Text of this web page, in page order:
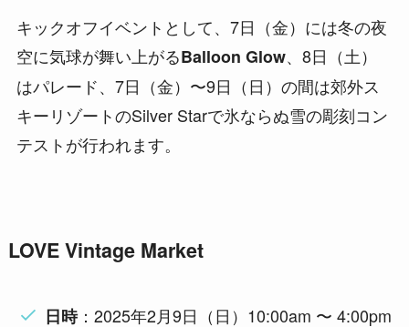
キックオフイベントとして、7日（金）には冬の夜
空に気球が舞い上がるBalloon Glow、8日（土）
はパレード、7日（金）〜9日（日）の間は郊外ス
キーリゾートのSilver Starで氷ならぬ雪の彫刻コン
テストが行われます。
LOVE Vintage Market
日時：2025年2月9日（日）10:00am 〜 4:00pm